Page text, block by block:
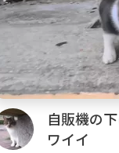
自販機の
ワイイ